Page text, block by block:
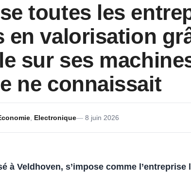
toutes les
en valorisation
sur ses
ne connaissait
8 juin 2026
Electronique
à Veldhoven, s’impose comme